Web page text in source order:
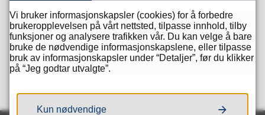
Fant du det du lette etter?
Ja Nei
Vi bruker informasjonskapsler (cookies) for å forbedre
brukeropplevelsen på vårt nettsted, tilpasse innhold, tilby
funksjoner og analysere trafikken vår. Du kan velge å bare
bruke de nødvendige informasjonskapslene, eller tilpasse
bruk av informasjonskapsler under “Detaljer”, før du klikker
på “Jeg godtar utvalgte”.
Kun nødvendige